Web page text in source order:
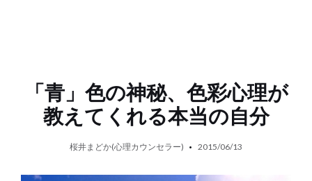
「青」色の神秘、色彩心理が
教えてくれる本当の自分
桜井まどか(心理カウンセラー) 2015/06/13